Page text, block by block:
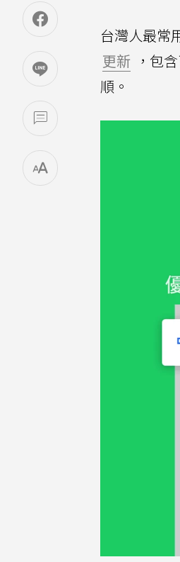
台灣人最常
更新 ，包
順。